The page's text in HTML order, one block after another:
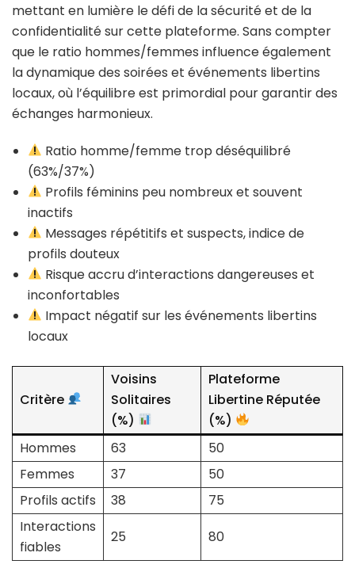
mettant en lumière le défi de la sécurité et de la
confidentialité sur cette plateforme. Sans compter
que le ratio hommes/femmes influence également
la dynamique des soirées et événements libertins
locaux, où l’équilibre est primordial pour garantir des
échanges harmonieux.
Ratio homme/femme trop déséquilibré
(63%/37%)
Profils féminins peu nombreux et souvent
inactifs
Messages répétitifs et suspects, indice de
profils douteux
Risque accru d’interactions dangereuses et
inconfortables
Impact négatif sur les événements libertins
locaux
Critère
Voisins
Solitaires
(%)
Plateforme
Libertine Réputée
(%)
Hommes
63
50
Femmes
37
50
Profils actifs
38
75
Interactions
fiables
25 80